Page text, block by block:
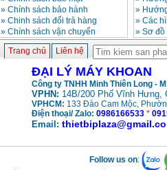
» Chính sách bảo hành
» Chinh sách đổi trả hàng
» Chính sách vận chuyển
»
» Các
» Sơ
Trang chủ Liên hệ
ĐẠI LÝ MÁY KHOAN
Công ty TNHH Minh Thiên Long -
VPHN: 14B/200 Phố Vĩnh Hưng,
VPHCM: 133 Đào Cam Mộc,
Điện thoại/ Zalo: 0986166533 *
Email:
Follow us on: